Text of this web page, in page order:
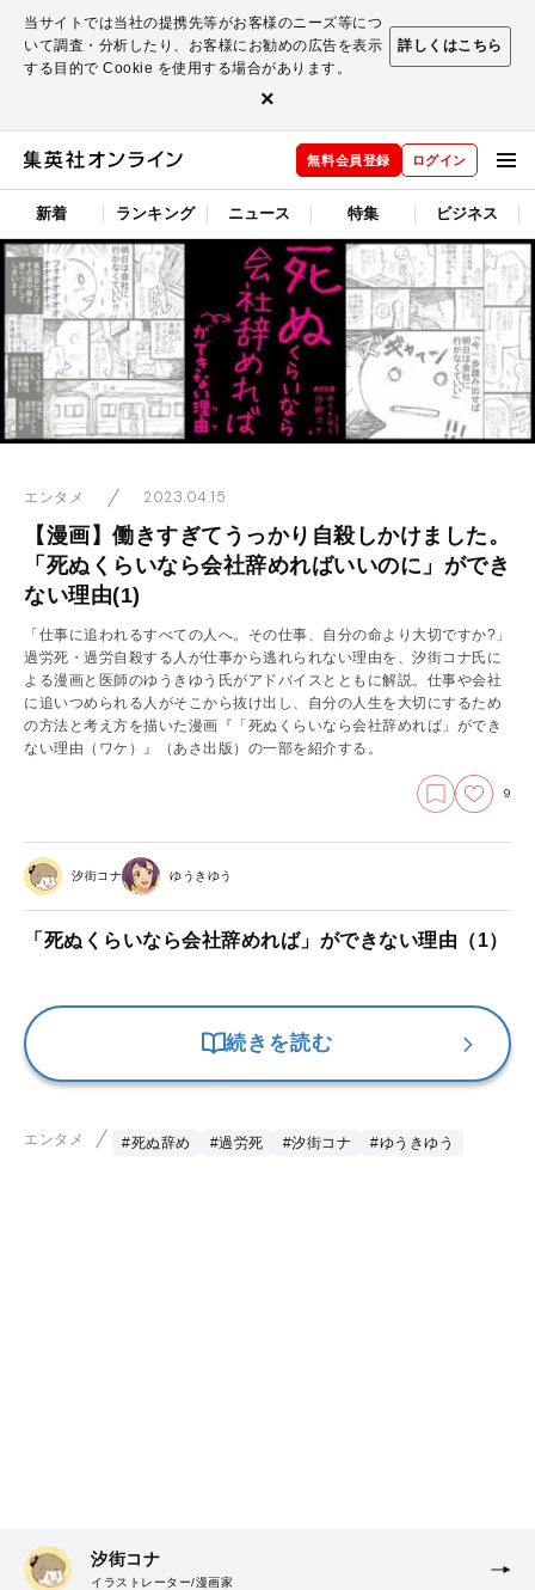
当サイトでは当社の提携先等がお客様のニーズ等につ
いて調査・分析したり、お客様にお勧めの広告を表示
する目的で Cookie を使用する場合があります。
詳しくはこちら
×
無料会員登録 ログイン
新着 ランキング ニュース 特集 ビジネス
エンタメ 2023.04.15
【漫画】働きすぎてうっかり自殺しかけました。
「死ぬくらいなら会社辞めればいいのに」ができ
ない理由(1)
「仕事に追われるすべての人へ。その仕事、自分の命より大切ですか?」
過労死・過労自殺する人が仕事から逃れられない理由を、汐街コナ氏に
よる漫画と医師のゆうきゆう氏がアドバイスとともに解説。仕事や会社
に追いつめられる人がそこから抜け出し、自分の人生を大切にするため
の方法と考え方を描いた漫画『「死ぬくらいなら会社辞めれば」ができ
ない理由（ワケ）』（あさ出版）の一部を紹介する。
9
汐街コナ ゆうきゆう
「死ぬくらいなら会社辞めれば」ができない理由（1）
続きを読む
エンタメ #死ぬ辞め #過労死 #汐街コナ #ゆうきゆう
汐街コナ
イラストレーター/漫画家